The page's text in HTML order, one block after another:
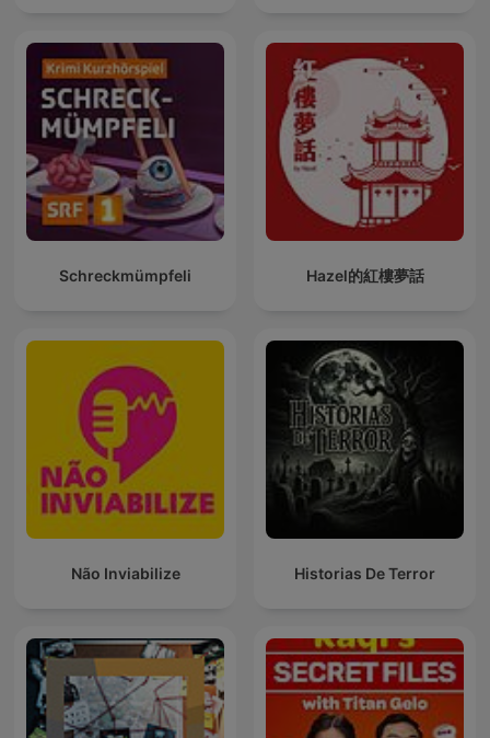
Schreckmümpfeli Hazel的紅樓夢話
Não Inviabilize Historias De Terror